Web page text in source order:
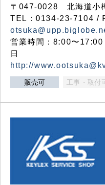
〒047-0028 北海道小
TEL：0134-23-7104 /
営業時間：8:00〜17:00
日
http://
販売可 工事・取付